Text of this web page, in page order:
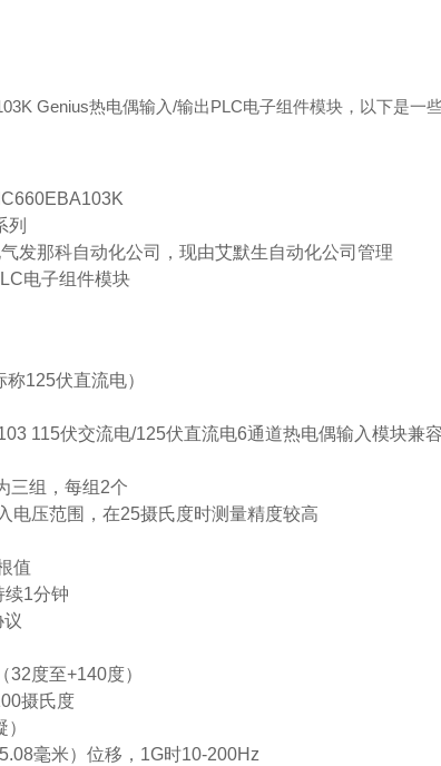
Genius热电偶输入/输出PLC电子组件模块，以下是一
列
气发那科自动化公司，现由艾默生自动化公司管理
电子组件模块
125伏直流电）
115伏交流电/125伏直流电6通道热电偶输入模块兼容
三组，每组2个
电压范围，在25摄氏度时测量精度较高
值
续1分钟
议
32度至+140度）
摄氏度
毫米）位移，1G时10-200Hz